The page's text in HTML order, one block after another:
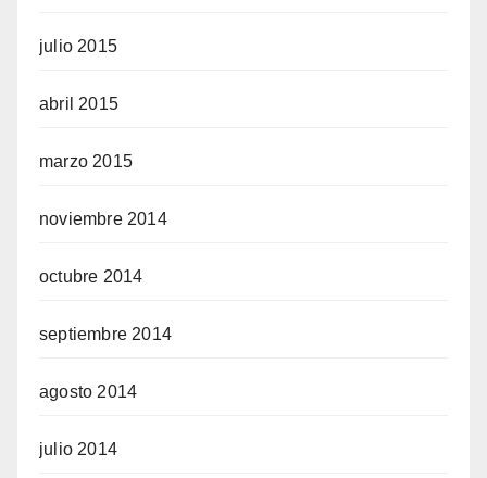
julio 2015
abril 2015
marzo 2015
noviembre 2014
octubre 2014
septiembre 2014
agosto 2014
julio 2014